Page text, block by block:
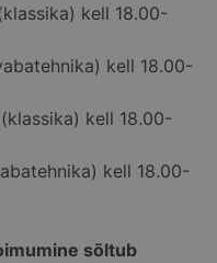
kell 18.00-
kell 18.00-
kell 18.00-
kell 18.00-
sõltub